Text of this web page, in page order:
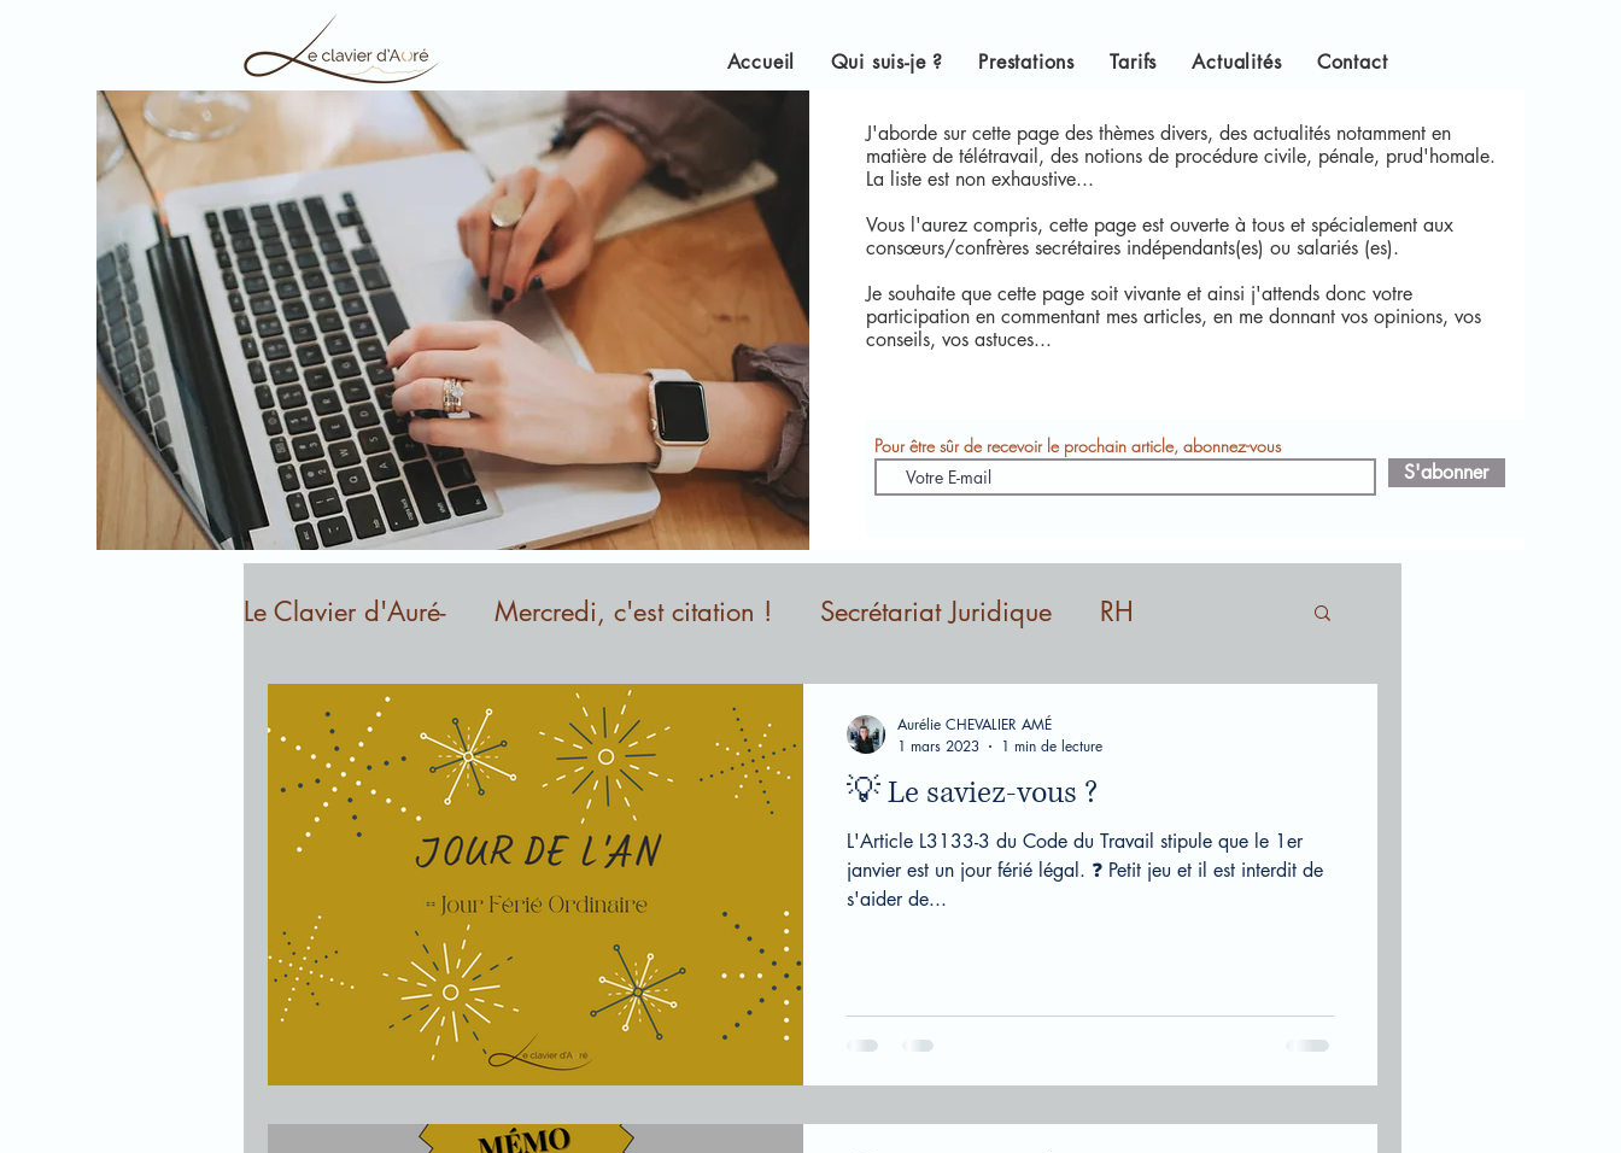
Accueil Qui suis-je ? Prestations Tarifs Actualités Contact
J'aborde sur cette page des thèmes divers, des actualités notamment en
matière de télétravail, des notions de procédure civile, pénale, prud'homale.
La liste est non exhaustive...
Vous l'aurez compris, cette page est ouverte à tous et spécialement aux
consœurs/confrères secrétaires indépendants(es) ou salariés (es).
Je souhaite que cette page soit vivante et ainsi j'attends donc votre
participation en commentant mes articles, en me donnant vos opinions, vos
conseils, vos astuces...
Pour être sûr de recevoir le prochain article, abonnez-vous
S'abonner
Le Clavier d'Auré- Mercredi, c'est citation ! Secrétariat Juridique RH
💡 Le saviez-vous ?
L'Article L3133-3 du Code du Travail stipule que le 1er
janvier est un jour férié légal. ❓ Petit jeu et il est interdit de
s'aider de...
Aurélie CHEVALIER AMÉ
1 mars 2023
1 min de lecture